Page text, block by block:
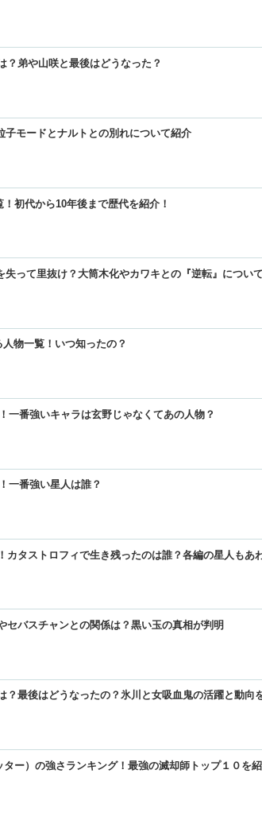
？弟や山咲と最後はどうなった？
子モードとナルトとの別れについて紹介
初代から10年後まで歴代を紹介！
失って里抜け？大筒木化やカワキとの『逆転』について
物一覧！いつ知ったの？
一番強いキャラは玄野じゃなくてあの人物？
一番強い星人は誰？
カタストロフィで生き残ったのは誰？各編の星人もあ
セバスチャンとの関係は？黒い玉の真相が判明
？最後はどうなったの？氷川と女吸血鬼の活躍と動向
ター）の強さランキング！最強の滅却師トップ１０を
】零番隊は死亡して全滅？その後が小説で判明！
】護廷十三隊の隊長・副隊長一覧！初代から10
】九喇嘛（クラマ）死亡！？重粒子モードとナ
】うずまきボルトの現在は右目を失って里抜け
探偵コナン】コナンの正体を知っている人物一覧！い
】ガンツの死亡・生存キャラ一覧！カタストロ
】最強の星人ランキングTOP10選！一番強い星人
】最強キャラランキングTOP10選！一番強いキ
】ガンツの正体は神星人？中の人やセバスチャン
】吸血鬼（ヴァンパイア）の正体は？最後はど
】星十字騎士団の死亡者や生き残り一覧と時系
】零番隊は死亡して全滅？その後が小説で判明！
】九喇嘛（クラマ）死亡！？重粒子モードとナ
】護廷十三隊の隊長・副隊長一覧！初代から10
】うずまきボルトの現在は右目を失って里抜け
探偵コナン】コナンの正体を知っている人物一覧！い
】最強の星人ランキングTOP10選！一番強い星人
】最強キャラランキングTOP10選！一番強いキ
】ガンツの死亡・生存キャラ一覧！カタストロ
らりひょんの孫】リクオと氷麗（つらら）って結婚し
炎ノ消防隊】森羅の母親・万里日下部（マリクサカ
】ガンツの正体は神星人？中の人やセバスチャ
】九喇嘛（クラマ）死亡！？重粒子モードと
術廻戦】五条悟が復活!?封印解除までの経緯と宿儺と
滅の刃】鬼舞辻無惨の最期はどうなった？どうやって
け！ユーフォニアム】久美子と秀一は付き合って別れ
】うずまきボルトの現在は右目を失って里抜け
】護廷十三隊の隊長・副隊長一覧！初代から10
】零番隊は死亡して全滅？その後が小説で判明！
ンピース】ローが敗北した!?ロー対黒ひげの詳細と敗
滅の刃】炭治郎や生存した鬼殺隊のその後は？何をし
】尾獣の能力・人柱力・その後・死亡を一覧で
】ガンツの死亡・生存キャラ一覧！カタストロ